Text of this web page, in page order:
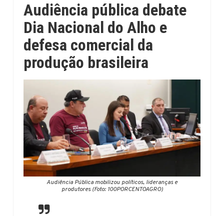
Audiência pública debate
Dia Nacional do Alho e
defesa comercial da
produção brasileira
Audiência Pública mobilizou políticos, lideranças e
produtores (Foto: 100PORCENTOAGRO)